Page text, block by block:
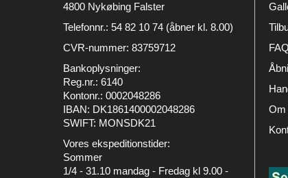
4800 Nykøbing Falster
Telefonnr.: 54 82 10 74 (åbner kl. 8.00)
CVR-nummer: 83759712
Bankoplysninger:
Reg.nr.: 6140
Kontonr.: 0002048286
IBAN: DK1861400002048286
SWIFT: MONSDK21
Vores ekspeditionstider:
Sommer
1/4 - 31.10 mandag - Fredag kl 9.00 -
FAQ
Om